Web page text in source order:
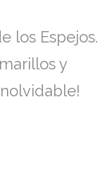
los Espejos.
y